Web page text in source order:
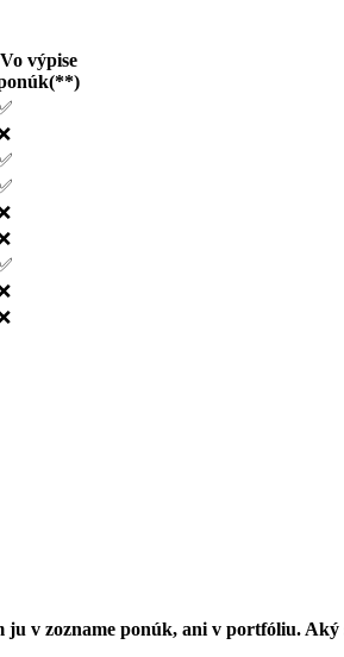
Vo výpise
v zozname ponúk, ani v portfóliu. Aký